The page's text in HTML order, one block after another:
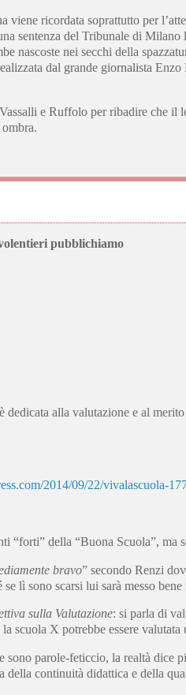
viene ricordata soprattutto per
sentenza del Tribunale di
nascoste nei secchi della
dal grande giornalista
e Ruffolo per ribadire che il
pubblichiamo
dedicata alla valutazione e al
2014/09/22/vivalascuola-
“forti” della “Buona Scuola”, ma
bravo” secondo Renzi
lì sono scarsi lui sarà messo
sulla Valutazione: si parla di
scuola X potrebbe essere
parole-feticcio, la realtà dice
continuità didattica e della